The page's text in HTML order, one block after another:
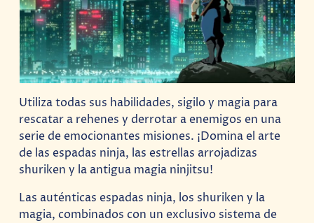
Utiliza todas sus habilidades, sigilo y magia para
rescatar a rehenes y derrotar a enemigos en una
serie de emocionantes misiones. ¡Domina el arte
de las espadas ninja, las estrellas arrojadizas
shuriken y la antigua magia ninjitsu!
Las auténticas espadas ninja, los shuriken y la
magia, combinados con un exclusivo sistema de